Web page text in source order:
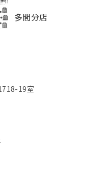
多間分店
19室